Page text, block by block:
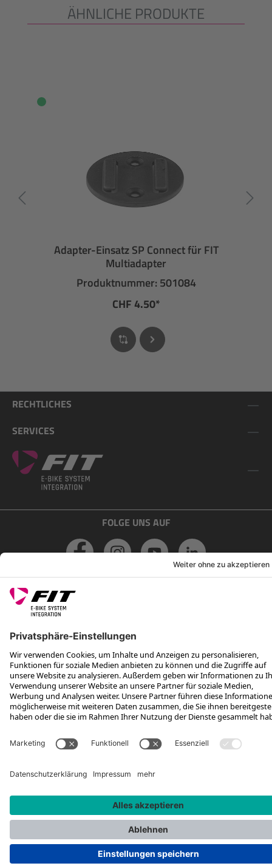
Produktgalerie überspringen
ÄHNLICHE PRODUKTE
Adapter-Einsatz SP Connect für FIT
Multiadapter
Produktnummer: 501084
CHF 4.50*
RECHTLICHES
SERVICES
FOLGE UNS AUF
*Unverbindliche Preisempfehlung inkl. MwSt. zzgl. Versandkosten und